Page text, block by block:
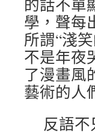
的話不單
學，聲每
所謂“淺
不是年夜
了漫畫風
藝術的人
反語